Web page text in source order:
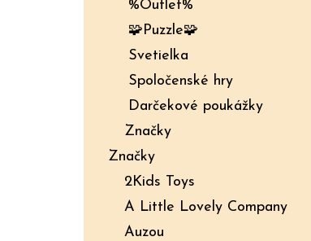
%Outlet%
🧩Puzzle🧩
Svetielka
Spoločenské hry
Darčekové poukážky
Značky
Značky
2Kids Toys
A Little Lovely Company
Auzou